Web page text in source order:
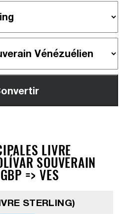
LIVRE
SOUVERAIN
=> VES
STERLING)